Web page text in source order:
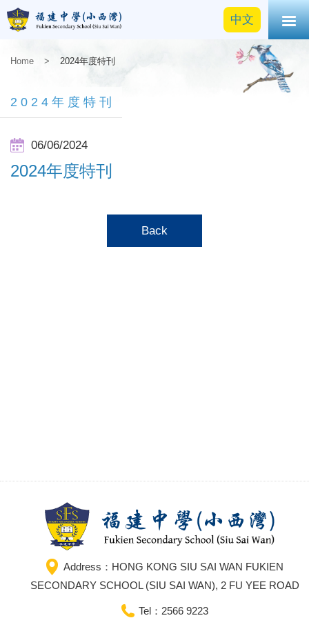
中文
Home > 2024年度特刊
2024年度特刊
06/06/2024
2024年度特刊
Back
Address：HONG KONG SIU SAI WAN FUKIEN
SECONDARY SCHOOL (SIU SAI WAN), 2 FU YEE ROAD
Tel：2566 9223